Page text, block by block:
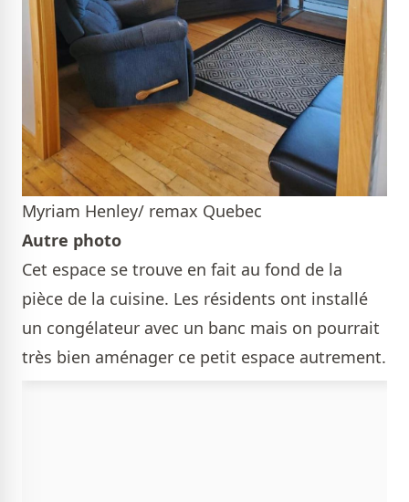
Myriam Henley/ remax Quebec
Autre photo
Cet espace se trouve en fait au fond de la
pièce de la cuisine. Les résidents ont installé
un congélateur avec un banc mais on pourrait
très bien aménager ce petit espace autrement.